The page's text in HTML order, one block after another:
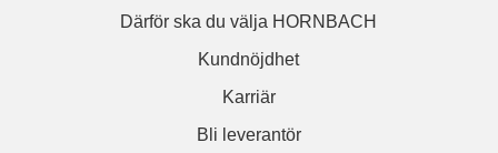
Därför ska du välja HORNBACH
Kundnöjdhet
Karriär
Bli leverantör